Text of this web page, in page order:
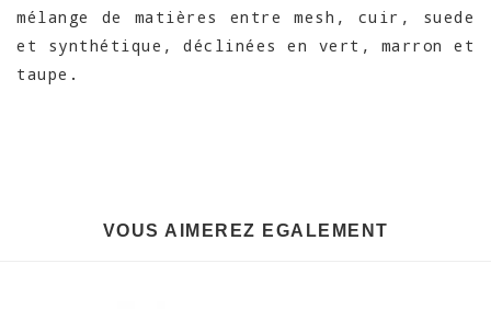
mélange de matières entre mesh, cuir, suede
et synthétique, déclinées en vert, marron et
taupe.
VOUS AIMEREZ EGALEMENT